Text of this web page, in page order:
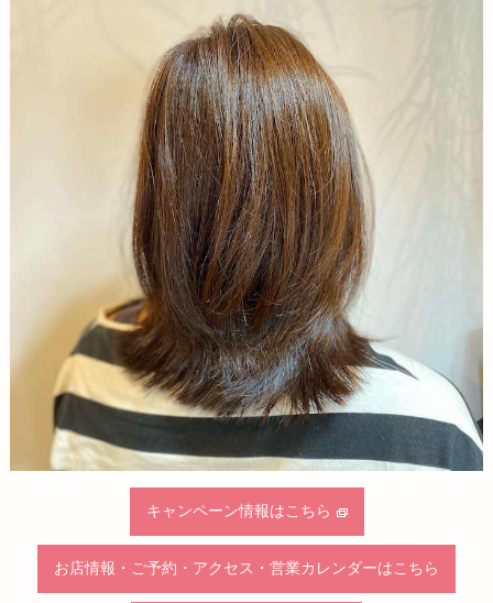
キャンペーン情報はこちら
お店情報・ご予約・アクセス・営業カレンダーはこちら